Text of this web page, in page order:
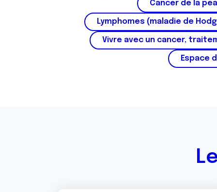
Cancer de la
Lymphomes (maladie de
Vivre avec un cancer,
Espace